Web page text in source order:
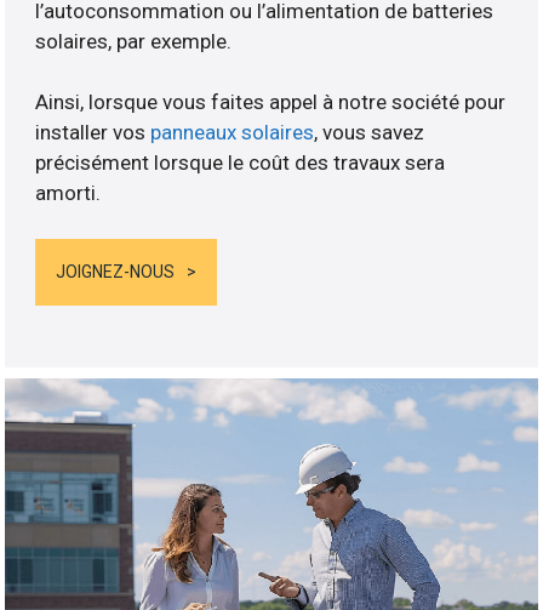
l’autoconsommation ou l’alimentation de batteries
solaires, par exemple.
Ainsi, lorsque vous faites appel à notre société pour
installer vos panneaux solaires, vous savez
précisément lorsque le coût des travaux sera
amorti.
JOIGNEZ-NOUS